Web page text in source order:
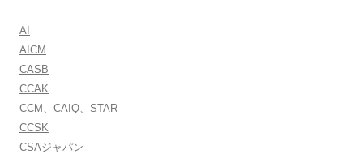
AI
AICM
CASB
CCAK
CCM、CAIQ、STAR
CCSK
CSAジャパン